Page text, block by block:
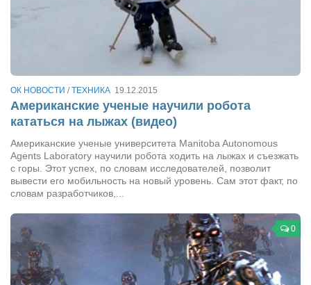
Анна Гидора
Леонтий Костур
Ирина Проценко
Александр Садовский
Гостиная
ОК НОВОСТИ /ТЕХНИКА 19.12.2015
Американские ученые научили робота
кататься на лыжах (видео)
Американские ученые университета Manitoba Autonomous
Agents Laboratory научили робота ходить на лыжах и съезжать
с горы. Этот успех, по словам исследователей, позволит
вывести его мобильность на новый уровень. Сам этот факт, по
словам разработчиков,...
0